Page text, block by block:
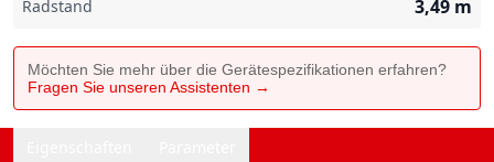
Radstand 3,49 m
Möchten Sie mehr über die Gerätespezifikationen erfahren?
Fragen Sie unseren Assistenten →